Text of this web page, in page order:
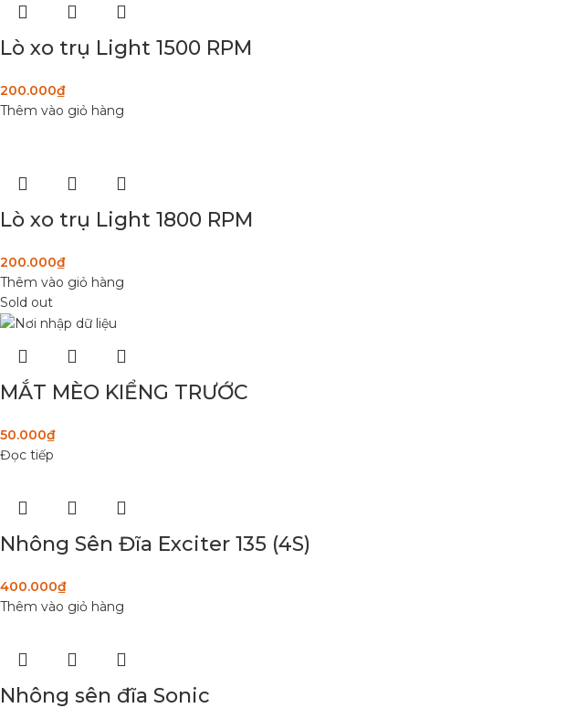
Lò xo trụ Light 1500 RPM
200.000₫
Thêm vào giỏ hàng
Lò xo trụ Light 1800 RPM
200.000₫
Thêm vào giỏ hàng
Sold out
MẮT MÈO KIỂNG TRƯỚC
50.000₫
Đọc tiếp
Nhông Sên Đĩa Exciter 135 (4S)
400.000₫
Thêm vào giỏ hàng
Nhông sên đĩa Sonic